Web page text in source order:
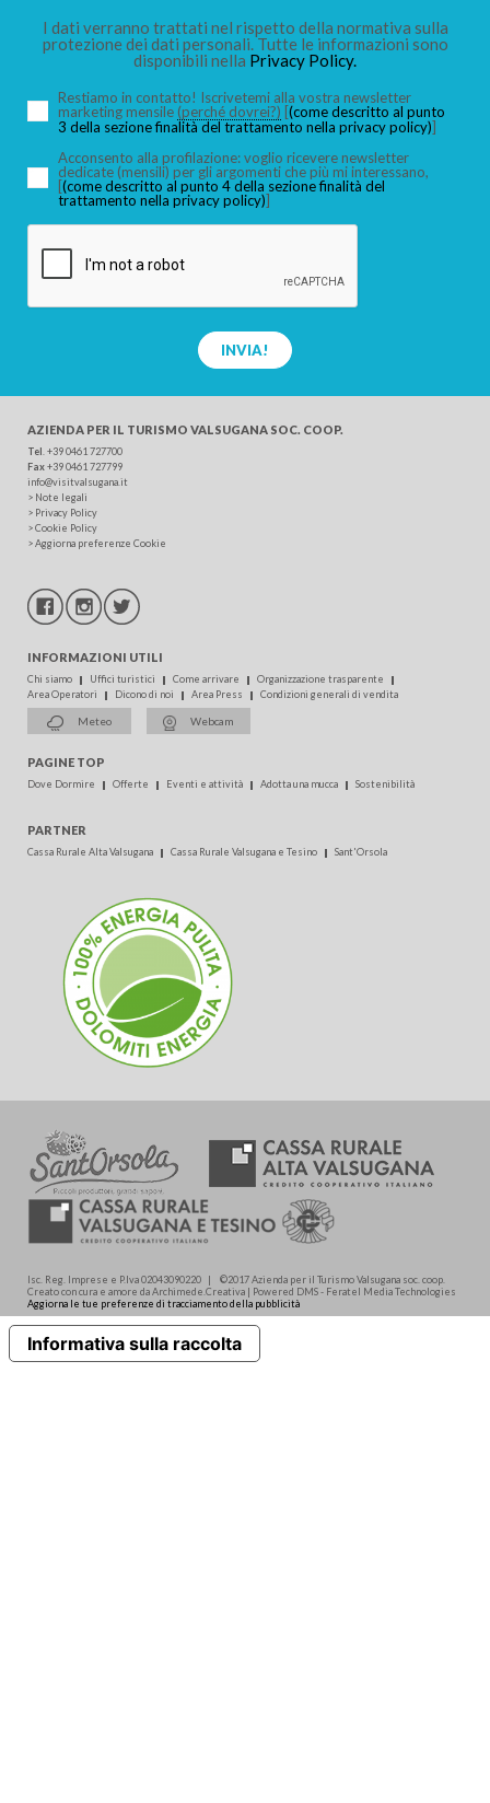
I dati verranno trattati nel rispetto della normativa sulla
protezione dei dati personali. Tutte le informazioni sono
disponibili nella Privacy Policy.
Restiamo in contatto! Iscrivetemi alla vostra newsletter
marketing mensile (perché dovrei?) [(come descritto al punto
3 della sezione finalità del trattamento nella privacy policy)]
Acconsento alla profilazione: voglio ricevere newsletter
dedicate (mensili) per gli argomenti che più mi interessano,
[(come descritto al punto 4 della sezione finalità del
trattamento nella privacy policy)]
INVIA!
AZIENDA PER IL TURISMO VALSUGANA SOC. COOP.
Tel .+39 0461 727700
Fax+39 0461 727799
info@visitvalsugana.it
> Note legali
> Privacy Policy
>Cookie Policy
>Aggiorna preferenze Cookie
INFORMAZIONI UTILI
Chi siamo Uffici turistici Come arrivare
Organizzazione trasparente
Area Operatori
Dicono di noi Area Press Condizioni generali di vendita
Meteo Webcam
PAGINE TOP
Dove Dormire Offerte Eventi e attività Adotta una mucca Sostenibilità
PARTNER
Cassa Rurale Alta Valsugana Cassa Rurale Valsugana e Tesino Sant'Orsola
Isc. Reg. Imprese e P.Iva 02043090220 | ©2017 Azienda per il Turismo Valsugana soc. coop.
Creato con cura e amore da Archimede.Creativa | Powered DMS - Feratel Media Technologies
Aggiorna le tue preferenze di tracciamento della pubblicità
Informativa sulla raccolta